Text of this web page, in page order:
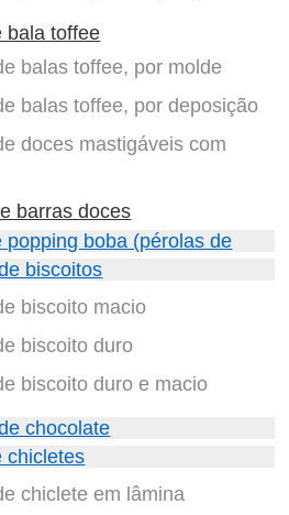
bala toffee
balas toffee, por molde
balas toffee, por deposição
doces mastigáveis com
barras doces
popping boba (pérolas de
biscoitos
biscoito macio
biscoito duro
biscoito duro e macio
chocolate
chicletes
chiclete em lâmina